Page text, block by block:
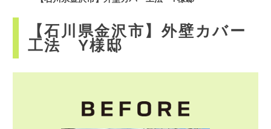
【石川県金沢市】外壁カバー
工法 Y様邸